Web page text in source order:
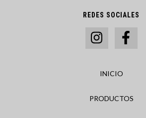
REDES SOCIALES
INICIO
PRODUCTOS